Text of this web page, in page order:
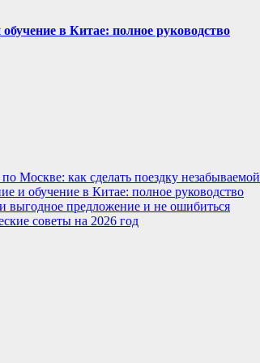
в Китае: полное руководство
Москве: как сделать поездку незабываемой
и обучение в Китае: полное руководство
выгодное предложение и не ошибиться
советы на 2026 год